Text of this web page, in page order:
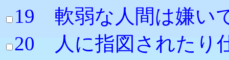
19 軟弱な人間は嫌
20 人に指図されたり